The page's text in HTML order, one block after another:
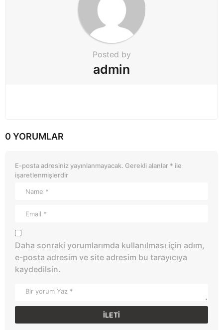
Posted by
admin
0 YORUMLAR
E-posta adresiniz yayınlanmayacak. Gerekli alanlar * ile
işaretlenmişlerdir
Daha sonraki yorumlarımda kullanılması için adım,
e-posta adresim ve site adresim bu tarayıcıya
kaydedilsin.